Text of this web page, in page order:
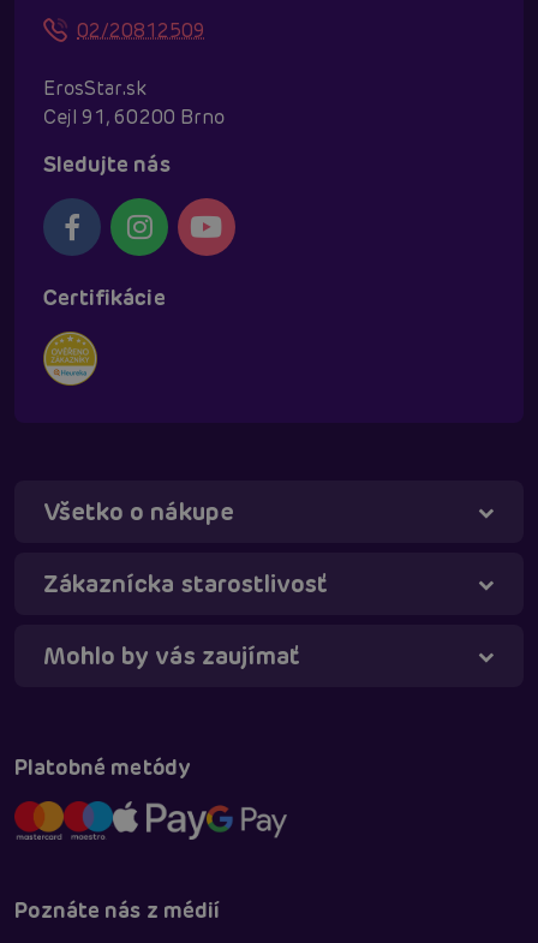
02/20812509
ErosStar.sk
Cejl 91, 60200 Brno
Sledujte nás
Certifikácie
Všetko o nákupe
Zákaznícka starostlivosť
Mohlo by vás zaujímať
Platobné metódy
Poznáte nás z médií
Táňa - virtuálna asistentka